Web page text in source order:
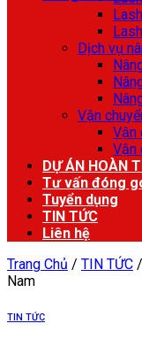
Dịch vụ
Vận
Vận
Vận
DỰ ÁN HOÀN
Tư vấn đóng
Tuyển dụng
TIN TỨC
Liên hệ
Trang Chủ / TIN TỨC /
Nam
TIN TỨC